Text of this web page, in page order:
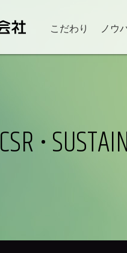
こだわり ノウ
CSR •